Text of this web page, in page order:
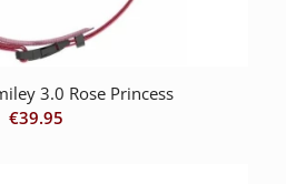
3.0 Rose Princess
€39.95